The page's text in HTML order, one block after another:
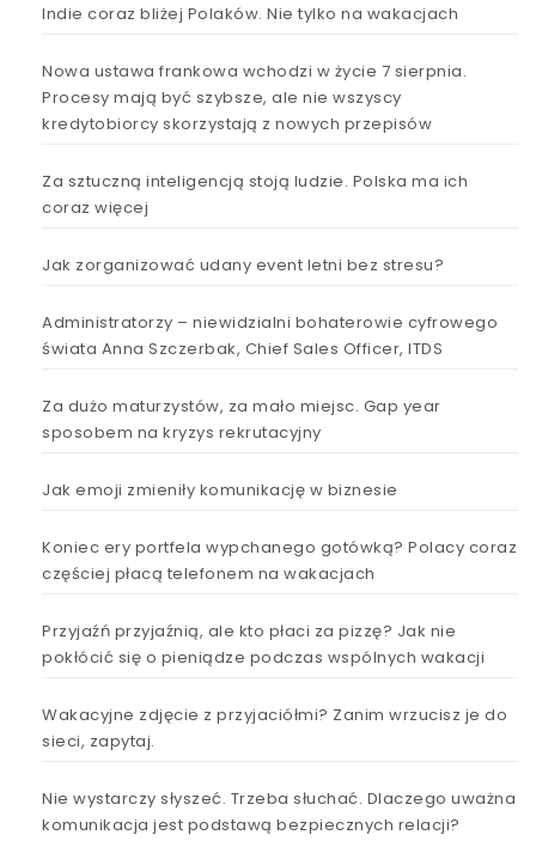
Indie coraz bliżej Polaków. Nie tylko na wakacjach
Nowa ustawa frankowa wchodzi w życie 7 sierpnia.
Procesy mają być szybsze, ale nie wszyscy
kredytobiorcy skorzystają z nowych przepisów
Za sztuczną inteligencją stoją ludzie. Polska ma ich
coraz więcej
Jak zorganizować udany event letni bez stresu?
Administratorzy – niewidzialni bohaterowie cyfrowego
świata Anna Szczerbak, Chief Sales Officer, ITDS
Za dużo maturzystów, za mało miejsc. Gap year
sposobem na kryzys rekrutacyjny
Jak emoji zmieniły komunikację w biznesie
Koniec ery portfela wypchanego gotówką? Polacy coraz
częściej płacą telefonem na wakacjach
Przyjaźń przyjaźnią, ale kto płaci za pizzę? Jak nie
pokłócić się o pieniądze podczas wspólnych wakacji
Wakacyjne zdjęcie z przyjaciółmi? Zanim wrzucisz je do
sieci, zapytaj.
Nie wystarczy słyszeć. Trzeba słuchać. Dlaczego uważna
komunikacja jest podstawą bezpiecznych relacji?